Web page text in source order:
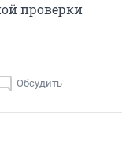
проверки
Обсудить